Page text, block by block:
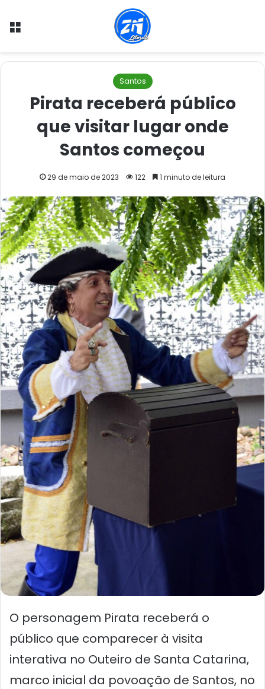
Menu
Santos
Pirata receberá público
que visitar lugar onde
Santos começou
29 de maio de 2023 122 1 minuto de leitura
O personagem Pirata receberá o
público que comparecer à visita
interativa no Outeiro de Santa Catarina,
marco inicial da povoação de Santos, no